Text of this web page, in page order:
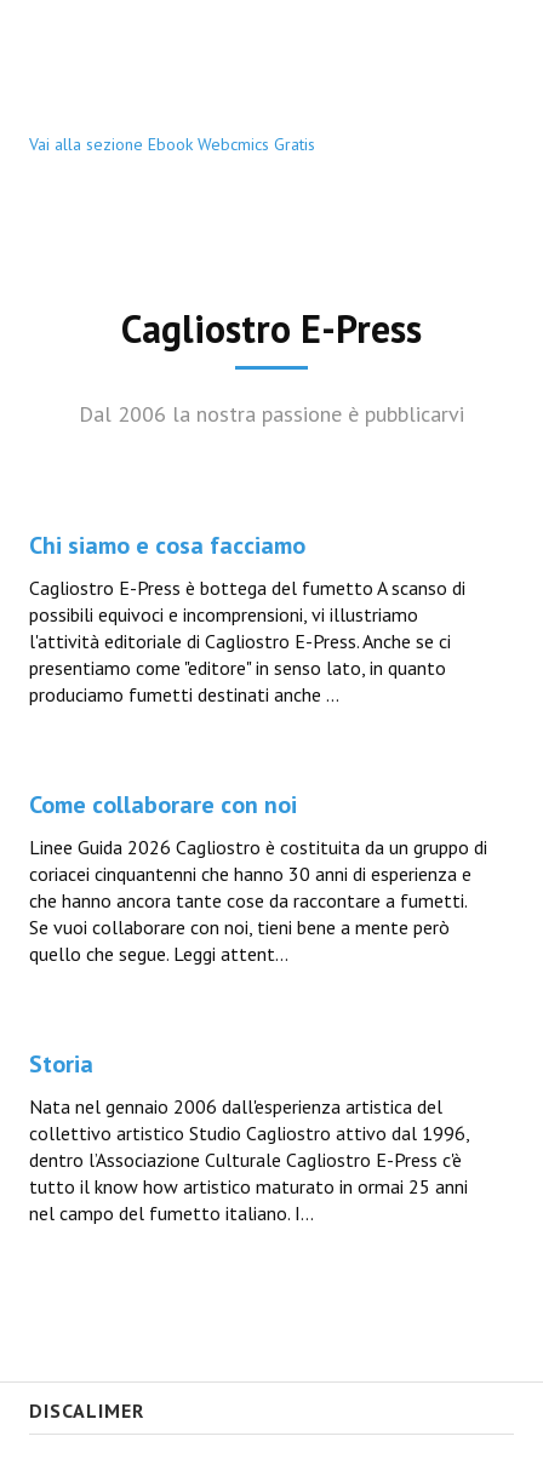
Vai alla sezione Ebook Webcmics Gratis
Cagliostro E-Press
Dal 2006 la nostra passione è pubblicarvi
Chi siamo e cosa facciamo
Cagliostro E-Press è bottega del fumetto A scanso di
possibili equivoci e incomprensioni, vi illustriamo
l'attività editoriale di Cagliostro E-Press. Anche se ci
presentiamo come "editore" in senso lato, in quanto
produciamo fumetti destinati anche ...
Come collaborare con noi
Linee Guida 2026 Cagliostro è costituita da un gruppo di
coriacei cinquantenni che hanno 30 anni di esperienza e
che hanno ancora tante cose da raccontare a fumetti.
Se vuoi collaborare con noi, tieni bene a mente però
quello che segue. Leggi attent...
Storia
Nata nel gennaio 2006 dall'esperienza artistica del
collettivo artistico Studio Cagliostro attivo dal 1996,
dentro l’Associazione Culturale Cagliostro E-Press c'è
tutto il know how artistico maturato in ormai 25 anni
nel campo del fumetto italiano. I...
DISCALIMER